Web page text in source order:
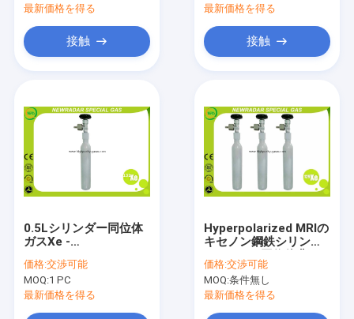
製品
企業情報
会社案内
見積依頼
最新価格を得る
接触
最新価格を得る
接触
0.5Lシリンダー同位体
ガスXe -
セノンの同位体
価格:交渉可能
MOQ:1 PC
最新価格を得る
Hyperpolarized MRIの
キセノン鋼鉄シリンダ
燃性
価格:交渉可能
MOQ:条件無し
最新価格を得る